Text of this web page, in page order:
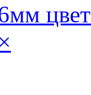
цвет
×